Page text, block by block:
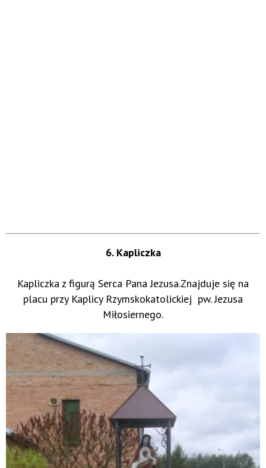
6. Kapliczka
Kapliczka z figurą Serca Pana Jezusa.Znajduje się na
placu przy Kaplicy Rzymskokatolickiej pw. Jezusa
Miłosiernego.